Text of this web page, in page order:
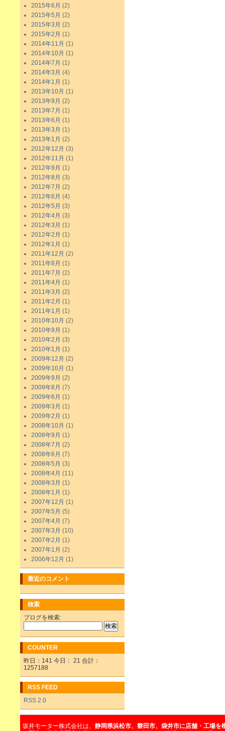
2015年6月 (2)
2015年5月 (2)
2015年3月 (2)
2015年2月 (1)
2014年11月 (1)
2014年10月 (1)
2014年7月 (1)
2014年3月 (4)
2014年1月 (1)
2013年10月 (1)
2013年9月 (2)
2013年7月 (1)
2013年6月 (1)
2013年3月 (1)
2013年1月 (2)
2012年12月 (3)
2012年11月 (1)
2012年9月 (1)
2012年8月 (3)
2012年7月 (2)
2012年6月 (4)
2012年5月 (3)
2012年4月 (3)
2012年3月 (1)
2012年2月 (1)
2012年1月 (1)
2011年12月 (2)
2011年8月 (1)
2011年7月 (2)
2011年4月 (1)
2011年3月 (2)
2011年2月 (1)
2011年1月 (1)
2010年10月 (2)
2010年9月 (1)
2010年2月 (3)
2010年1月 (1)
2009年12月 (2)
2009年10月 (1)
2009年9月 (2)
2009年8月 (7)
2009年6月 (1)
2009年3月 (1)
2009年2月 (1)
2008年10月 (1)
2008年9月 (1)
2008年7月 (2)
2008年6月 (7)
2008年5月 (3)
2008年4月 (11)
2008年3月 (1)
2008年1月 (1)
2007年12月 (1)
2007年5月 (5)
2007年4月 (7)
2007年3月 (10)
2007年2月 (1)
2007年1月 (2)
2006年12月 (1)
最近のコメント
検索
ブログを検索:
COUNTER
昨日：141 今日： 21 合計：
1257188
RSS FEED
RSS 2.0
坂井モーター株式会社は、 静岡県浜松市、磐田市、袋井市に店舗・工場